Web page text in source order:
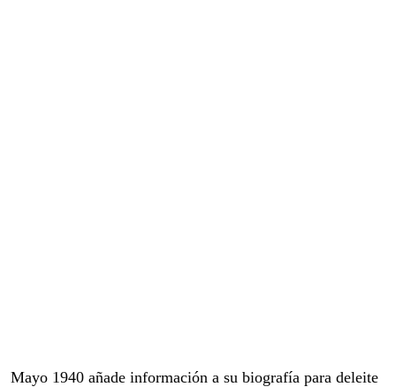
Mayo 1940 añade información a su biografía para deleite